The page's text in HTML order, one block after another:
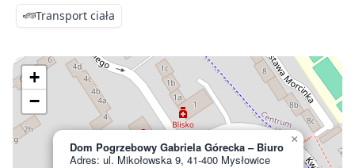
Transport ciała
Dom Pogrzebowy Gabriela Górecka – Biuro
Adres: ul. Mikołowska 9, 41-400 Mysłowice
×
+
−